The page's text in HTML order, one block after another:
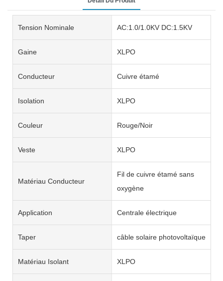
Tension Nominale AC:1.0/1.0KV DC:1.5KV
Gaine XLPO
Conducteur Cuivre étamé
Isolation XLPO
Couleur Rouge/Noir
Veste XLPO
Matériau Conducteur
Fil de cuivre étamé sans
oxygène
Application Centrale électrique
Taper câble solaire photovoltaïque
Matériau Isolant XLPO